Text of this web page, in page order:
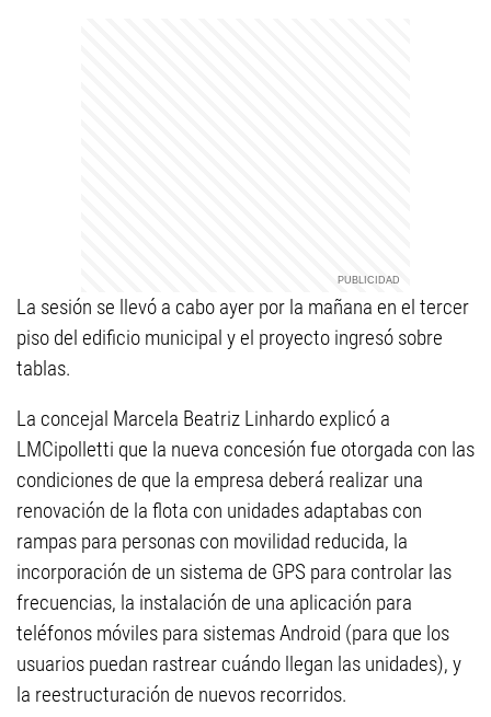
La sesión se llevó a cabo ayer por la mañana en el tercer
piso del edificio municipal y el proyecto ingresó sobre
tablas.
La concejal Marcela Beatriz Linhardo explicó a
LMCipolletti que la nueva concesión fue otorgada con las
condiciones de que la empresa deberá realizar una
renovación de la flota con unidades adaptabas con
rampas para personas con movilidad reducida, la
incorporación de un sistema de GPS para controlar las
frecuencias, la instalación de una aplicación para
teléfonos móviles para sistemas Android (para que los
usuarios puedan rastrear cuándo llegan las unidades), y
la reestructuración de nuevos recorridos.